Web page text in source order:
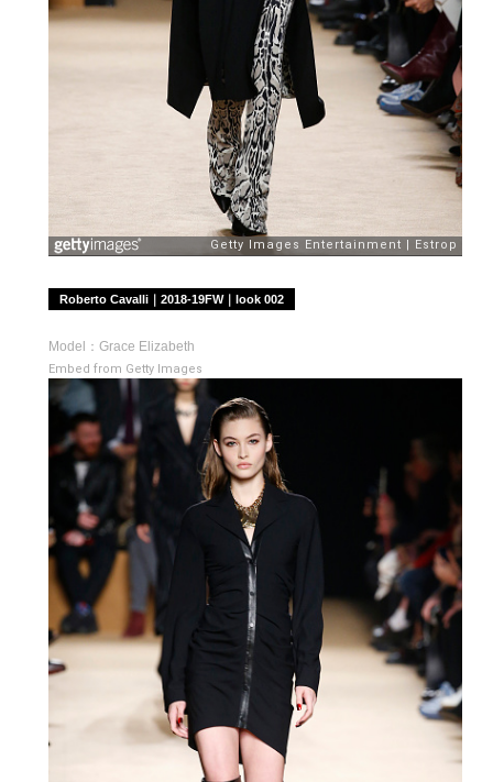
Roberto Cavalli｜2018-19FW｜look 002
Model：Grace Elizabeth
Embed from Getty Images